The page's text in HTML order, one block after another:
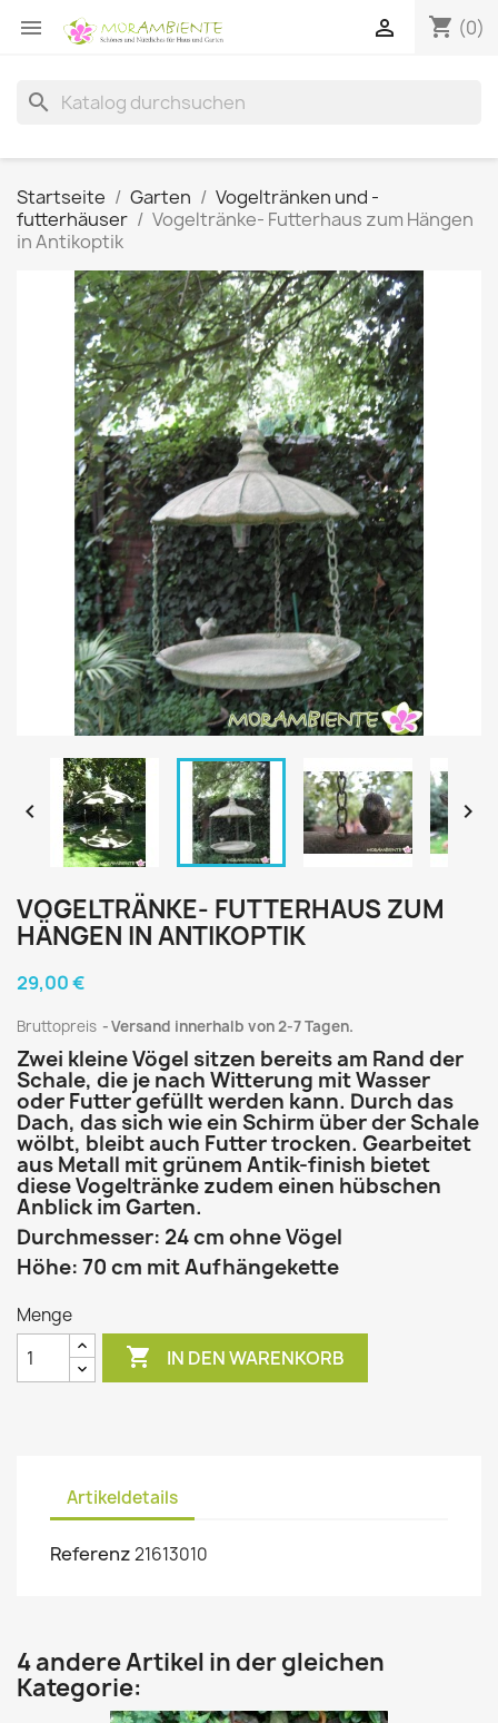
 shopping_cart (0)

search
Startseite Garten
Vogeltränken und -
futterhäuser
Vogeltränke- Futterhaus zum Hängen
in Antikoptik
 
VOGELTRÄNKE- FUTTERHAUS ZUM
HÄNGEN IN ANTIKOPTIK
29,00 €
Bruttopreis Versand innerhalb von 2-7 Tagen.
Zwei kleine Vögel sitzen bereits am Rand der
Schale, die je nach Witterung mit Wasser
oder Futter gefüllt werden kann. Durch das
Dach, das sich wie ein Schirm über der Schale
wölbt, bleibt auch Futter trocken. Gearbeitet
aus Metall mit grünem Antik-finish bietet
diese Vogeltränke zudem einen hübschen
Anblick im Garten.
Durchmesser: 24 cm ohne Vögel
Höhe: 70 cm mit Aufhängekette
Menge
 IN DEN WARENKORB
Artikeldetails
Referenz21613010
4 andere Artikel in der gleichen
Kategorie: